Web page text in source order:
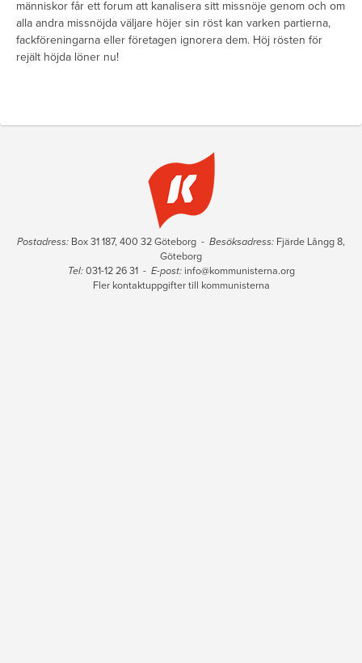
människor får ett forum att kanalisera sitt missnöje genom och om
alla andra missnöjda väljare höjer sin röst kan varken partierna,
fackföreningarna eller företagen ignorera dem. Höj rösten för
rejält höjda löner nu!
Postadress: Box 31 187, 400 32 Göteborg - Besöksadress: Fjärde Långg 8,
Göteborg
Tel:031-12 26 31 - E-post: info@kommunisterna.org
Fler kontaktuppgifter till kommunisterna